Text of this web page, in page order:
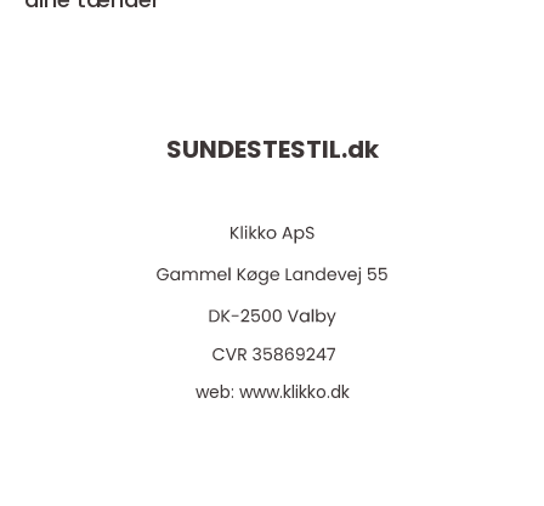
SUNDESTESTIL.dk
web: www.klikko.dk